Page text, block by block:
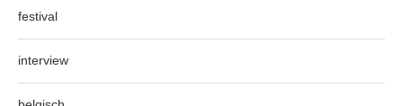
festival
interview